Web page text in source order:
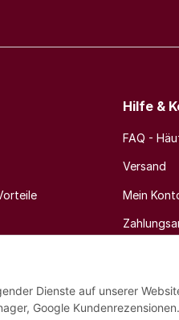
Dienste auf unserer
Google
Hilfe &
FAQ -
Versand
Mein